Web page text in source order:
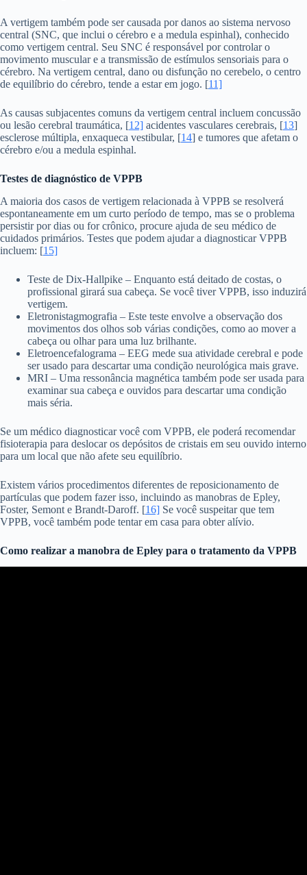
A vertigem também pode ser causada por danos ao sistema nervoso
central (SNC, que inclui o cérebro e a medula espinhal), conhecido
como vertigem central. Seu SNC é responsável por controlar o
movimento muscular e a transmissão de estímulos sensoriais para o
cérebro. Na vertigem central, dano ou disfunção no cerebelo, o centro
de equilíbrio do cérebro, tende a estar em jogo. [11]
As causas subjacentes comuns da vertigem central incluem concussão
ou lesão cerebral traumática, [12] acidentes vasculares cerebrais, [13]
esclerose múltipla, enxaqueca vestibular, [14] e tumores que afetam o
cérebro e/ou a medula espinhal.
Testes de diagnóstico de VPPB
A maioria dos casos de vertigem relacionada à VPPB se resolverá
espontaneamente em um curto período de tempo, mas se o problema
persistir por dias ou for crônico, procure ajuda de seu médico de
cuidados primários. Testes que podem ajudar a diagnosticar VPPB
incluem: [15]
Teste de Dix-Hallpike – Enquanto está deitado de costas, o
profissional girará sua cabeça. Se você tiver VPPB, isso induzirá
vertigem.
Eletronistagmografia – Este teste envolve a observação dos
movimentos dos olhos sob várias condições, como ao mover a
cabeça ou olhar para uma luz brilhante.
Eletroencefalograma – EEG mede sua atividade cerebral e pode
ser usado para descartar uma condição neurológica mais grave.
MRI – Uma ressonância magnética também pode ser usada para
examinar sua cabeça e ouvidos para descartar uma condição
mais séria.
Se um médico diagnosticar você com VPPB, ele poderá recomendar
fisioterapia para deslocar os depósitos de cristais em seu ouvido interno
para um local que não afete seu equilíbrio.
Existem vários procedimentos diferentes de reposicionamento de
partículas que podem fazer isso, incluindo as manobras de Epley,
Foster, Semont e Brandt-Daroff. [16] Se você suspeitar que tem
VPPB, você também pode tentar em casa para obter alívio.
Como realizar a manobra de Epley para o tratamento da VPPB